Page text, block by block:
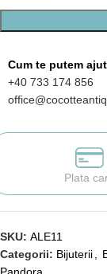
Cum te putem
+40 733 174 856
Plata
SKU: ALE11
Categorii: Bijuterii
Pandora